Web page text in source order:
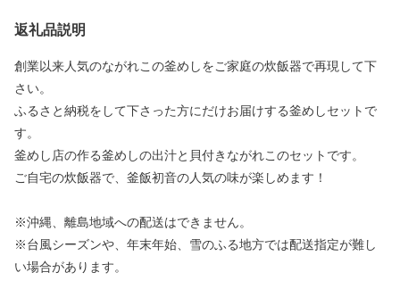
返礼品説明
創業以来人気のながれこの釜めしをご家庭の炊飯器で再現して下
さい。
ふるさと納税をして下さった方にだけお届けする釜めしセットで
す。
釜めし店の作る釜めしの出汁と貝付きながれこのセットです。
ご自宅の炊飯器で、釜飯初音の人気の味が楽しめます！
※沖縄、離島地域への配送はできません。
※台風シーズンや、年末年始、雪のふる地方では配送指定が難し
い場合があります。